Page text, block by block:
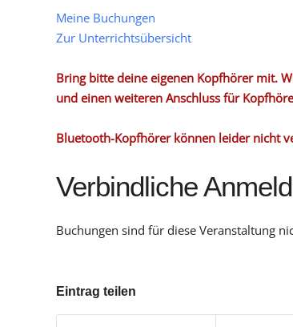
Meine Buchungen
Zur Unterrichtsübersicht
Bring bitte deine eigenen Kopfhörer mit.
und einen weiteren Anschluss für
Bluetooth-Kopfhörer können leider nicht
Verbindliche
Buchungen sind für diese Veranstaltung
Eintrag teilen